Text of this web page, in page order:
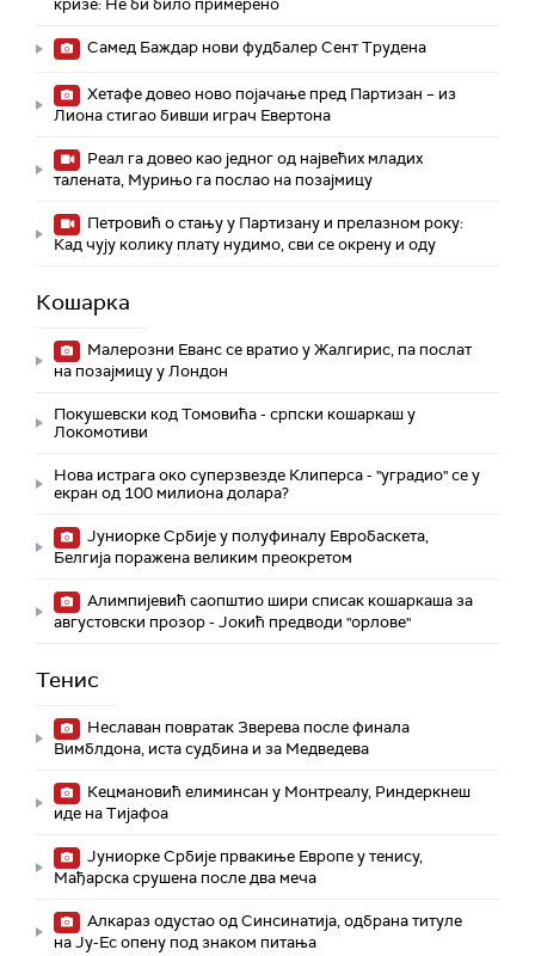
кризе: Не би било примерено
Самед Баждар нови фудбалер Сент Трудена
Хетафе довео ново појачање пред Партизан – из
Лиона стигао бивши играч Евертона
Реал га довео као једног од највећих младих
талената, Мурињо га послао на позајмицу
Петровић о стању у Партизану и прелазном року:
Кад чују колику плату нудимо, сви се окрену и оду
Кошарка
Малерозни Еванс се вратио у Жалгирис, па послат
на позајмицу у Лондон
Покушевски код Томовића - српски кошаркаш у
Локомотиви
Нова истрага око суперзвезде Клиперса - "уградио" се у
екран од 100 милиона долара?
Јуниорке Србије у полуфиналу Евробаскета,
Белгија поражена великим преокретом
Алимпијевић саопштио шири списак кошаркаша за
августовски прозор - Јокић предводи "орлове"
Тенис
Неславан повратак Зверева после финала
Вимблдона, иста судбина и за Медведева
Кецмановић елиминсан у Монтреалу, Риндеркнеш
иде на Тијафоа
Јуниорке Србије првакиње Европе у тенису,
Мађарска срушена после два меча
Алкараз одустао од Синсинатија, одбрана титуле
на Ју-Ес опену под знаком питања